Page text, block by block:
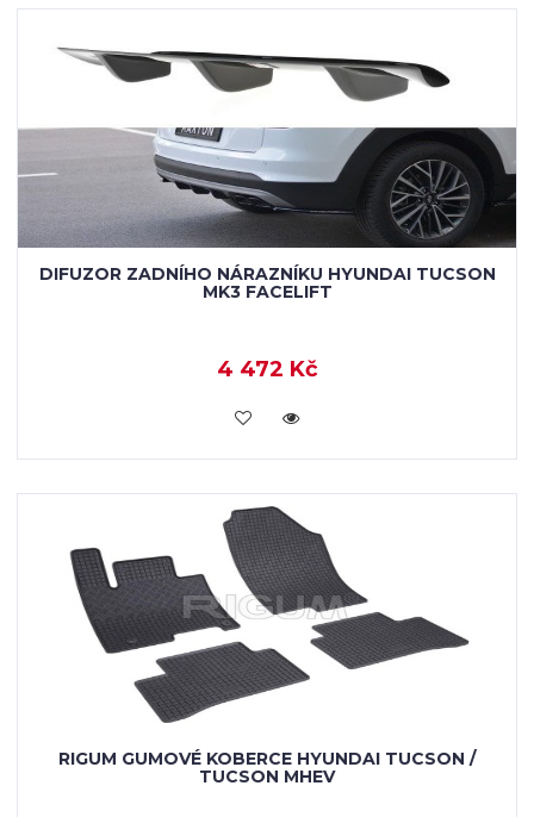
DIFUZOR ZADNÍHO NÁRAZNÍKU HYUNDAI TUCSON
MK3 FACELIFT
4 472 Kč
KOUPIT
RIGUM GUMOVÉ KOBERCE HYUNDAI TUCSON /
TUCSON MHEV